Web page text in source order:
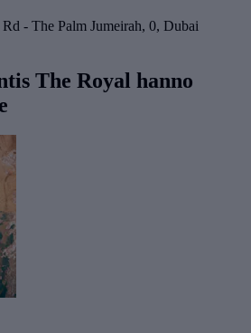
- The Palm Jumeirah, 0, Dubai
The Royal hanno